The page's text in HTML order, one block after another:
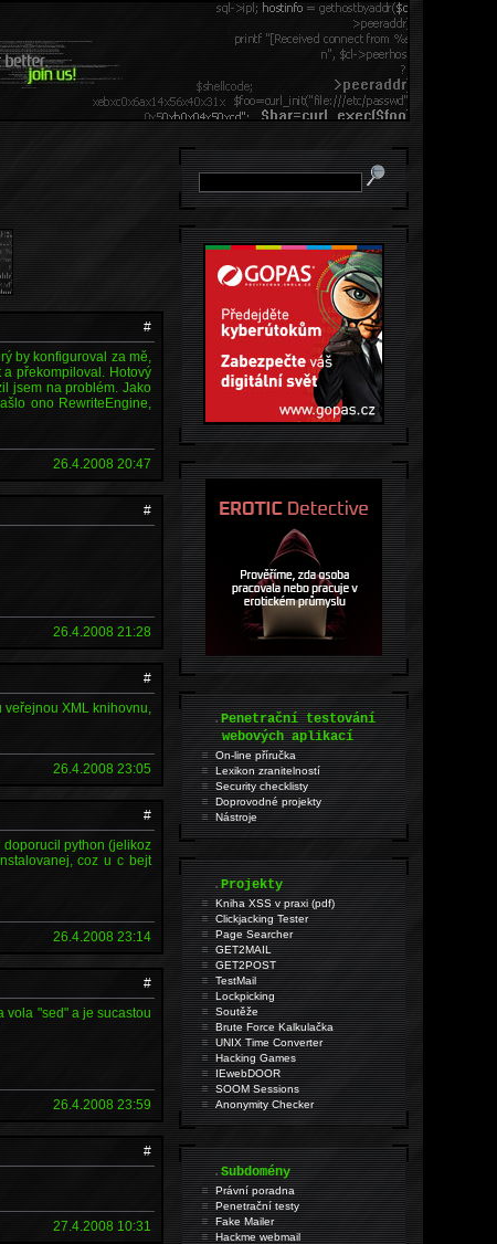
#
by konfiguroval za mě,
překompiloval. Hotový
jsem na problém. Jako
ono RewriteEngine,
26.4.2008 20:47
#
26.4.2008 21:28
#
XML knihovnu,
26.4.2008 23:05
#
doporucil python (jelikoz
coz u c bejt
26.4.2008 23:14
#
vola "sed" a je sucastou
26.4.2008 23:59
#
27.4.2008 10:31
.Penetrační testování
webových aplikací
On-line příručka
Lexikon zranitelností
Security checklisty
Doprovodné projekty
Nástroje
.Projekty
Kniha XSS v praxi (pdf)
Clickjacking Tester
Page Searcher
GET2MAIL
GET2POST
TestMail
Lockpicking
Soutěže
Brute Force Kalkulačka
UNIX Time Converter
Hacking Games
IEwebDOOR
SOOM Sessions
Anonymity Checker
.Subdomény
Právní poradna
Penetrační testy
Fake Mailer
Hackme webmail